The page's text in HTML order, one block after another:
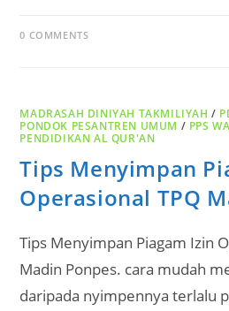
0 COMMENTS
MADRASAH DINIYAH TAKMILIYAH /
PONDOK PESANTREN UMUM / PPS
PENDIDIKAN AL QUR'AN
Tips Menyimpan
Operasional TPQ
Tips Menyimpan Piagam Izin
Madin Ponpes. cara mudah
daripada nyimpennya terlalu